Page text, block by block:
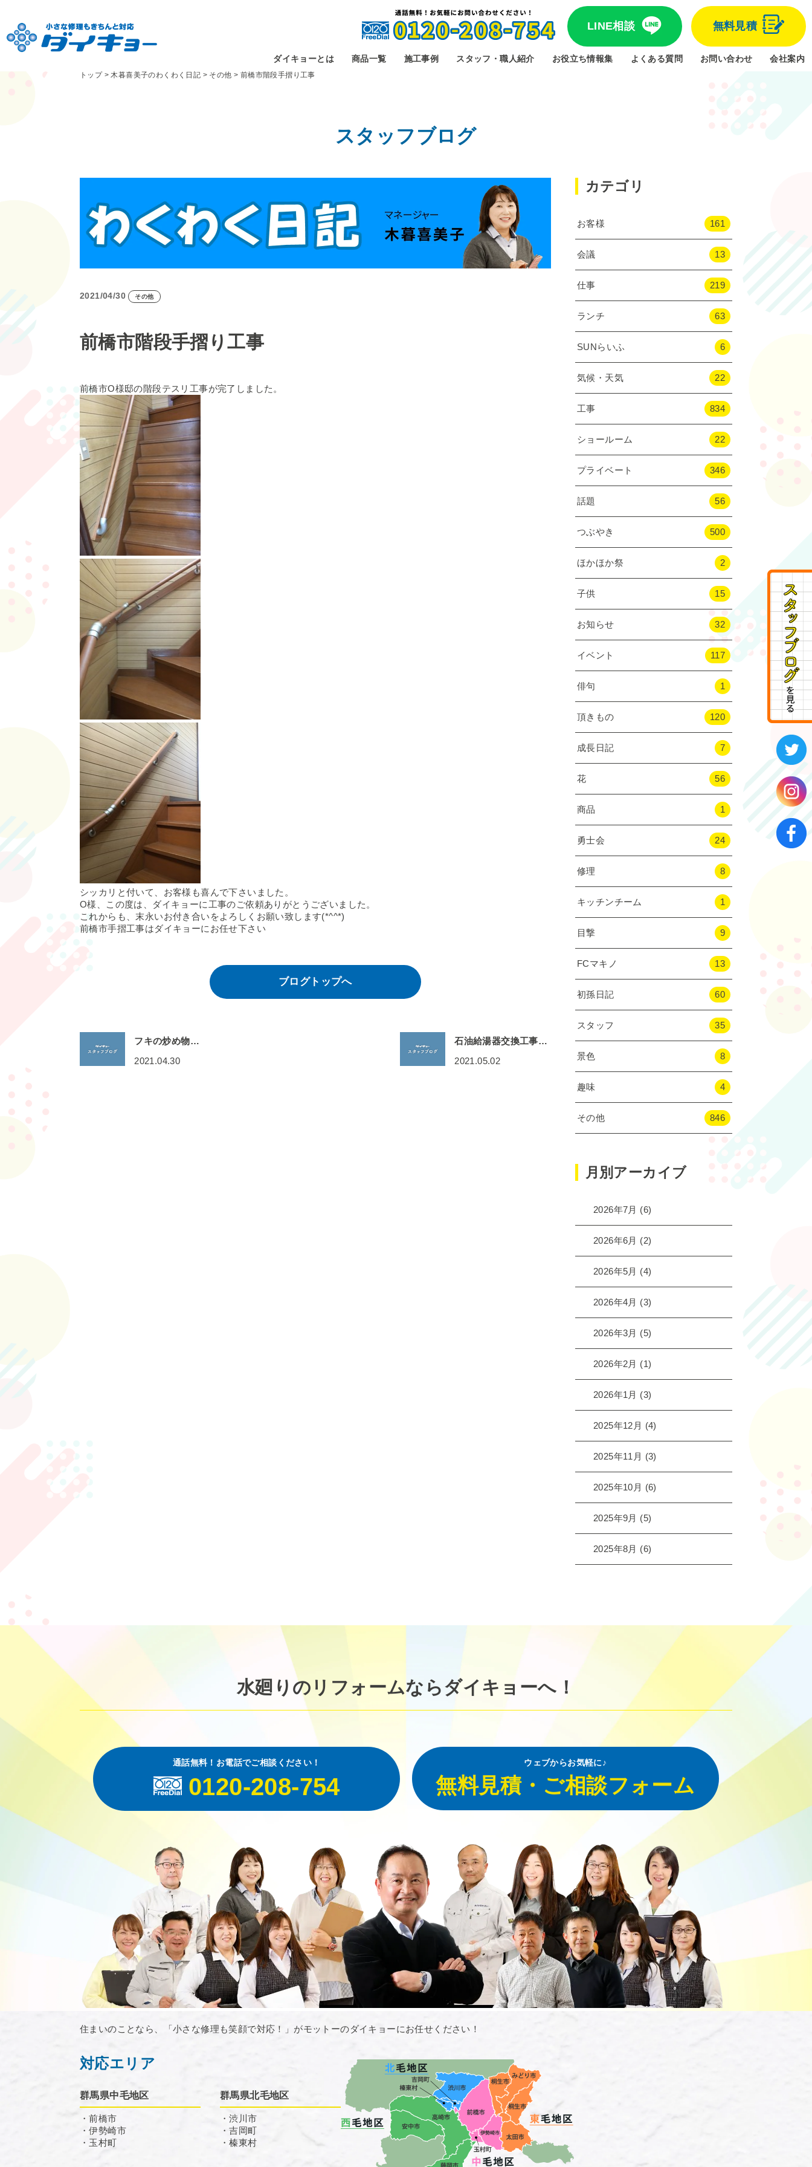
LINE相談 無料見積
ダイキョーとは 商品一覧 施工事例 スタッフ・職人紹介 お役立ち情報集 よくある質問 お問い合わせ 会社案内
トップ>木暮喜美子のわくわく日記 > その他 > 前橋市階段手摺り工事
スタッフブログ
2021/04/30 その他
前橋市階段手摺り工事
前橋市O様邸の階段テスリ工事が完了しました。
シッカリと付いて、お客様も喜んで下さいました。
O様、この度は、ダイキョーに工事のご依頼ありがとうございました。
これからも、末永いお付き合いをよろしくお願い致します(*^^*)
前橋市手摺工事はダイキョーにお任せ下さい
ブログトップへ
フキの炒め物…
2021.04.30
石油給湯器交換工事…
2021.05.02
カテゴリ
お客様 161
会議 13
仕事 219
ランチ 63
SUNらいふ 6
気候・天気 22
工事 834
ショールーム 22
プライベート 346
話題 56
つぶやき 500
ほかほか祭 2
子供 15
お知らせ 32
イベント 117
俳句 1
頂きもの 120
成長日記 7
花 56
商品 1
勇士会 24
修理 8
キッチンチーム 1
目撃 9
FCマキノ 13
初孫日記 60
スタッフ 35
景色 8
趣味 4
その他 846
月別アーカイブ
2026年7月 (6)
2026年6月 (2)
2026年5月 (4)
2026年4月 (3)
2026年3月 (5)
2026年2月 (1)
2026年1月 (3)
2025年12月 (4)
2025年11月 (3)
2025年10月 (6)
2025年9月 (5)
2025年8月 (6)
水廻りのリフォームならダイキョーへ！
通話無料！お電話でご相談ください！
0120-208-754
ウェブからお気軽に♪
無料見積・ご相談フォーム
住まいのことなら、「小さな修理も笑顔で対応！」がモットーのダイキョーにお任せください！
対応エリア
群馬県中毛地区
・前橋市
・伊勢崎市
・玉村町
群馬県北毛地区
・渋川市
・吉岡町
・榛東村